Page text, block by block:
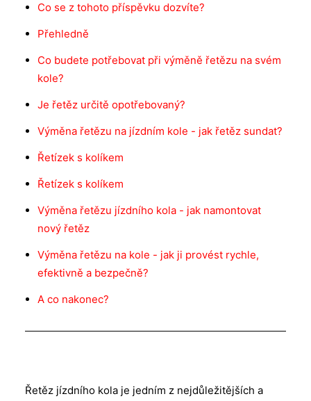
Co se z tohoto příspěvku dozvíte?
Přehledně
Co budete potřebovat při výměně řetězu na svém
kole?
Je řetěz určitě opotřebovaný?
Výměna řetězu na jízdním kole - jak řetěz sundat?
Řetízek s kolíkem
Řetízek s kolíkem
Výměna řetězu jízdního kola - jak namontovat
nový řetěz
Výměna řetězu na kole - jak ji provést rychle,
efektivně a bezpečně?
A co nakonec?
Řetěz jízdního kola je jedním z nejdůležitějších a